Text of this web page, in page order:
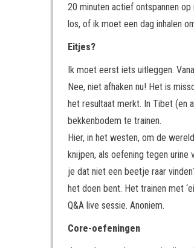
20 minuten actief ontspannen
los, of ik moet een dag inhalen
Eitjes?
Ik moet eerst iets uitleggen.
Nee, niet afhaken nu! Het is
het resultaat merkt. In Tibet (en
bekkenbodem te trainen.
Hier, in het westen, om de
knijpen, als oefening tegen
je dat niet een beetje raar
het doen bent. Het trainen met
Q&A live sessie. Anoniem.
Core-oefeningen